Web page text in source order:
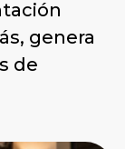
genera
de